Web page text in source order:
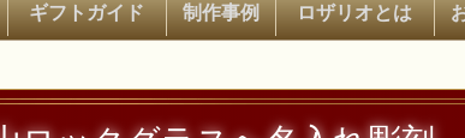
ギフトガイド 制作事例 ロザリオとは